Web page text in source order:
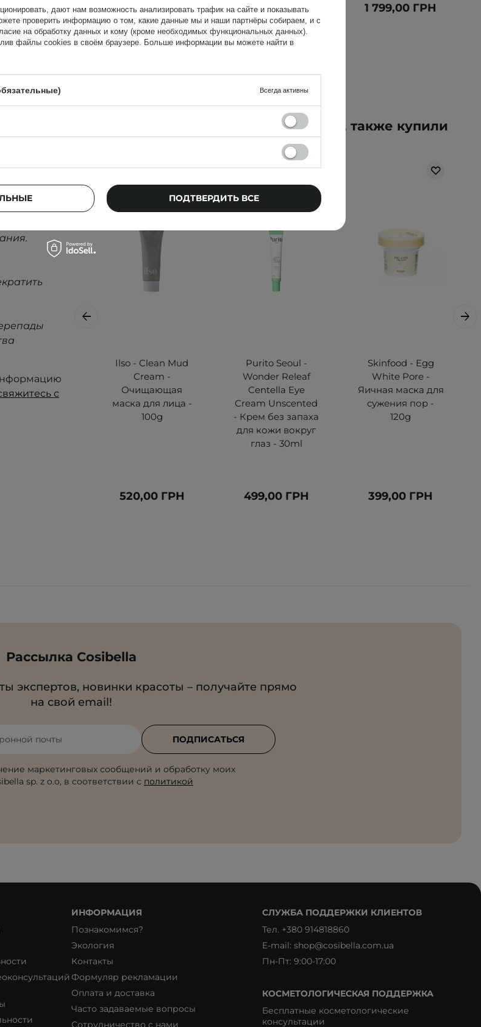
лучшего
с
729,00 ГРН
479,00 ГРН
431,00 ГРН 1 799,00 ГРН
Покупатели, купившие этот товар, также купили
Ilso - Clean Mud
Cream -
Очищающая
маска для лица -
100g
520,00 ГРН
Purito Seoul -
Wonder Releaf
Centella Eye
Cream Unscented
- Крем без запаха
для кожи вокруг
глаз - 30ml
499,00 ГРН
Skinfood - Egg
White Pore -
Яичная маска для
сужения пор -
120g
399,00 ГРН
Рассылка Cosibella
экспертов, новинки красоты – получайте прямо
на свой email!
почты
маркетинговых сообщений и обработку моих
sp. z o.o, в соответствии с политикой
ПОДПИСАТЬСЯ
ИНФОРМАЦИЯ
Познакомимся?
Экология
Контакты
Формуляр рекламации
Оплата и доставка
Часто задаваемые вопросы
Сотрудничество с нами
СЛУЖБА ПОДДЕРЖКИ КЛИЕНТОВ
Тел. +380 914818860
E-mail: shop@cosibella.com.ua
Пн-Пт: 9:00-17:00
КОСМЕТОЛОГИЧЕСКАЯ ПОДДЕРЖКА
Бесплатные косметологические
консультации
дают нам возможность анализировать трафик на сайте и показывать
проверить информацию о том, какие данные мы и наши партнёры собираем, и с
на обработку данных и кому (кроме необходимых функциональных данных).
файлы cookies в своём браузере. Больше информации вы можете найти в
Всегда активны
ПОДТВЕРДИТЬ ВСЕ